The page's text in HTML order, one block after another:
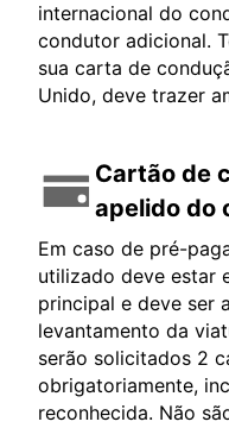
internacional do
condutor adicional.
sua carta de
Unido, deve trazer
Cartão de
apelido do
Em caso de pré-
utilizado deve estar
principal e deve ser
levantamento da
serão solicitados 2
obrigatoriamente,
reconhecida. Não